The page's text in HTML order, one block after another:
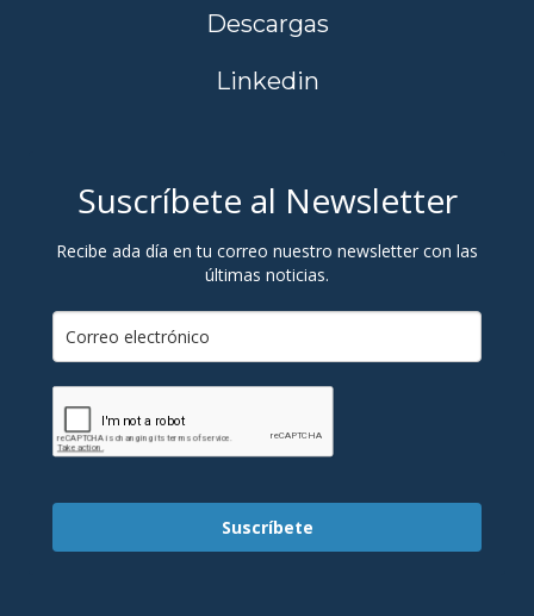
Descargas
Linkedin
Suscríbete al Newsletter
Recibe ada día en tu correo nuestro newsletter con las
últimas noticias.
Suscríbete